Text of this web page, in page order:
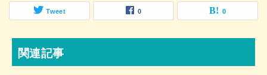
Tweet 0 0
関連記事